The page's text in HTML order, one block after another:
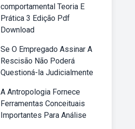
comportamental Teoria E
Prática 3 Edição Pdf
Download
Se O Empregado Assinar A
Rescisão Não Poderá
Questioná-la Judicialmente
A Antropologia Fornece
Ferramentas Conceituais
Importantes Para Análise